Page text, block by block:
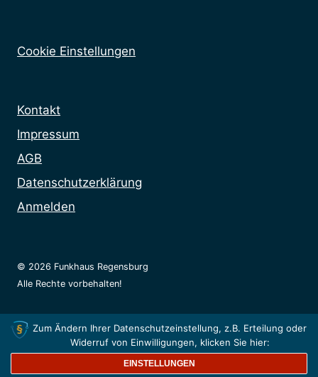
Cookie Einstellungen
Kontakt
Impressum
AGB
Datenschutzerklärung
Anmelden
© 2026 Funkhaus Regensburg
Alle Rechte vorbehalten!
Zum Ändern Ihrer Datenschutzeinstellung, z.B. Erteilung oder
Widerruf von Einwilligungen, klicken Sie hier:
EINSTELLUNGEN